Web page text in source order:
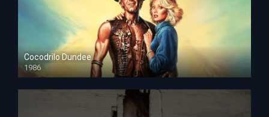
Cocodrilo Dundee
1986
HD 1080p